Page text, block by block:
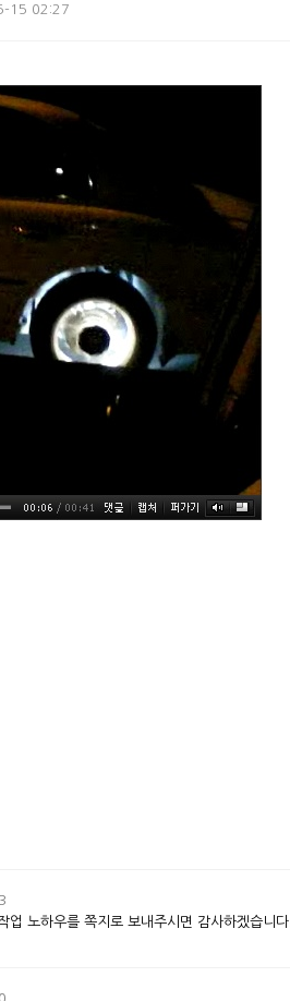
15 02:27
노하우를 쪽지로 보내주시면 감사하겠습니다.